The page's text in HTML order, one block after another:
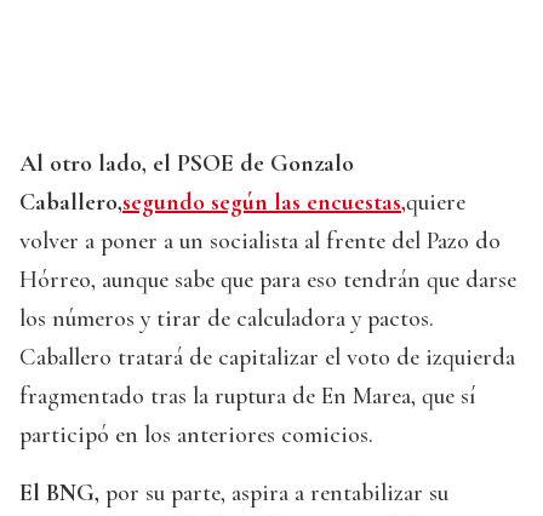
Al otro lado, el PSOE de Gonzalo
Caballero,segundo según las encuestas,quiere
volver a poner a un socialista al frente del Pazo do
Hórreo, aunque sabe que para eso tendrán que darse
los números y tirar de calculadora y pactos.
Caballero tratará de capitalizar el voto de izquierda
fragmentado tras la ruptura de En Marea, que sí
participó en los anteriores comicios.
El BNG, por su parte, aspira a rentabilizar su